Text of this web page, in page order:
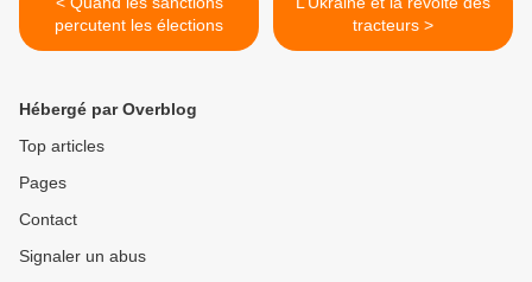
percutent les élections
tracteurs >
Hébergé par Overblog
Top articles
Pages
Contact
Signaler un abus